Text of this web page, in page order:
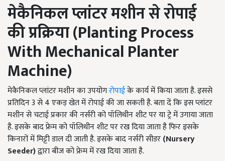
मेकैनिकल प्लांटर मशीन से रोपाई
की प्रक्रिया (Planting Process
With Mechanical Planter
Machine)
मेकैनिकल प्लांटर मशीन का उपयोगरोपाईके कार्य में किया जाता है. इससे
प्रतिदिन 3 से 4 एकड़ खेत में रोपाई की जा सकती है. बता दें कि इस प्लांटर
मशीन से चटाई प्रकार की नर्सरी को पॉलिथीन शीट पर या ट्रे में उगाया जाता
है. इसके बाद फ्रेम को पॉलिथीन शीट पर रख दिया जाता है फिर इसके
किनारों में मिट्टी डाल दी जाती है. इसके बाद नर्सरी सीडर(Nursery
Seeder)द्वारा बीज को फ्रेम में रख दिया जाता है.